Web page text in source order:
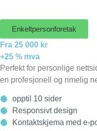
Enkeltpersonforetak
Fra 25 000 kr
+25 % mva
Perfekt for personlige
en profesjonell og rimelig
opptil 10 sider
Responsivt design
Kontaktskjema med e-